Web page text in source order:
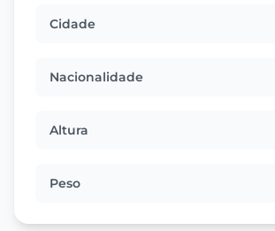
Cidade
Nacionalidade
Altura
Peso